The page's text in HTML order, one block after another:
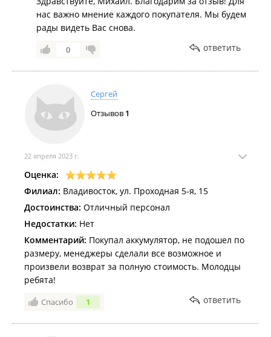
нас важно мнение каждого покупателя. Мы будем
рады видеть Вас снова.
0 ответить
Сергей
Отзывов 1
22 апреля 2023 г.
Оценка:
Филиал: Владивосток, ул. Проходная 5-я, 15
Достоинства: Отличный персонал
Недостатки: Нет
Комментарий: Покупал аккумулятор, не подошел по
размеру, менеджеры сделали все возможное и
произвели возврат за полную стоимость. Молодцы
ребята!
Спасибо 1 ответить